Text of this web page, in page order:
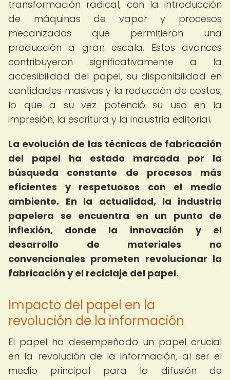
transformación radical, con la introducción
de máquinas de vapor y procesos
mecanizados que permitieron una
producción a gran escala. Estos avances
contribuyeron significativamente a la
accesibilidad del papel, su disponibilidad en
cantidades masivas y la reducción de costos,
lo que a su vez potenció su uso en la
impresión, la escritura y la industria editorial.
La evolución de las técnicas de fabricación
del papel ha estado marcada por la
búsqueda constante de procesos más
eficientes y respetuosos con el medio
ambiente. En la actualidad, la industria
papelera se encuentra en un punto de
inflexión, donde la innovación y el
desarrollo de materiales no
convencionales prometen revolucionar la
fabricación y el reciclaje del papel.
Impacto del papel en la
revolución de la información
El papel ha desempeñado un papel crucial
en la revolución de la información, al ser el
medio principal para la difusión de